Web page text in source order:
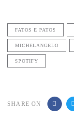
FATOS E PATOS
MICHELANGELO
SPOTIFY
SHARE ON